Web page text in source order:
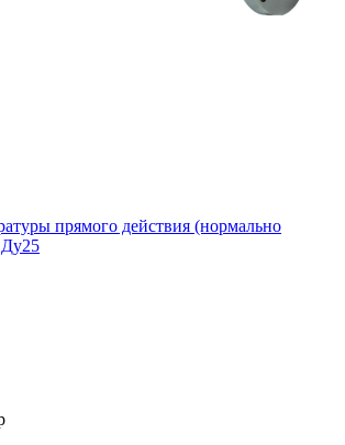
прямого действия (нормально